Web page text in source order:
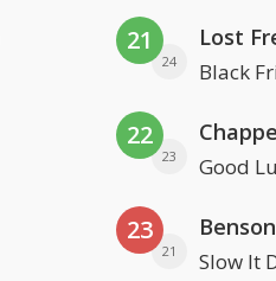
21
24
Lost
Black
22
23 Good
23
21 Slow It